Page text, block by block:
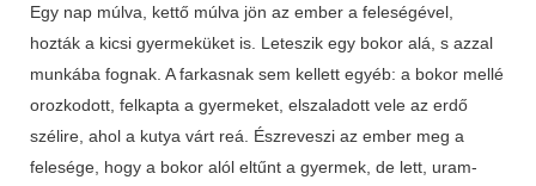
Egy nap múlva, kettő múlva jön az ember a feleségével,
hozták a kicsi gyermeküket is. Leteszik egy bokor alá, s azzal
munkába fognak. A farkasnak sem kellett egyéb: a bokor mellé
orozkodott, felkapta a gyermeket, elszaladott vele az erdő
szélire, ahol a kutya várt reá. Észreveszi az ember meg a
felesége, hogy a bokor alól eltűnt a gyermek, de lett, uram-